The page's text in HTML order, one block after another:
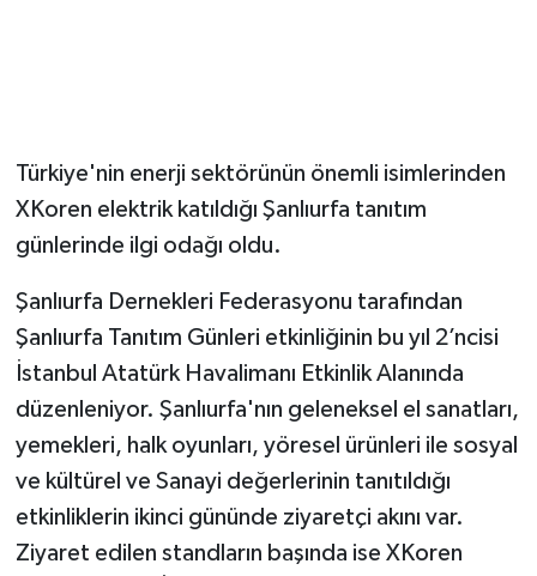
Türkiye'nin enerji sektörünün önemli isimlerinden
XKoren elektrik katıldığı Şanlıurfa tanıtım
günlerinde ilgi odağı oldu.
Şanlıurfa Dernekleri Federasyonu tarafından
Şanlıurfa Tanıtım Günleri etkinliğinin bu yıl 2’ncisi
İstanbul Atatürk Havalimanı Etkinlik Alanında
düzenleniyor. Şanlıurfa'nın geleneksel el sanatları,
yemekleri, halk oyunları, yöresel ürünleri ile sosyal
ve kültürel ve Sanayi değerlerinin tanıtıldığı
etkinliklerin ikinci gününde ziyaretçi akını var.
Ziyaret edilen standların başında ise XKoren